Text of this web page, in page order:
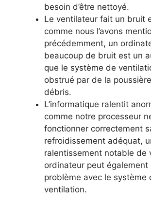
besoin d’être nettoyé.
Le ventilateur fait un bruit
comme nous l’avons
précédemment, un
beaucoup de bruit est un
que le système de
obstrué par de la
débris.
L’informatique ralentit
comme notre processeur
fonctionner correctement
refroidissement adéquat,
ralentissement notable de
ordinateur peut également
problème avec le système
ventilation.